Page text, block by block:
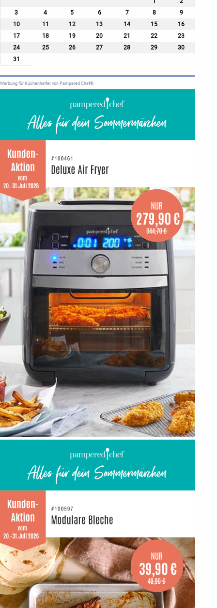
3
4 5 6 7 8
9
10
11 12 13 14 15
16
17
18 19 20 21 22
23
24
25 26 27 28 29
30
31
Werbung für Küchenhelfer von Pampered Chef®